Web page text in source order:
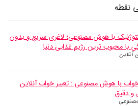
نقطه
با هوش مصنوعی؛ لاغری سریع و بدون
با محبوب ترین رژیم غذایی دنیا
آنلاین
خواب با هوش مصنوعی : تعبیر خواب آنلاین
و دقیق